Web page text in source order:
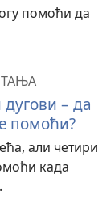
помоћи да
– да
помоћи?
али четири
када